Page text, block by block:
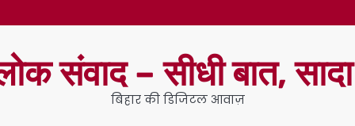
संवाद – सीधी बात,
बिहार की डिजिटल आवाज़